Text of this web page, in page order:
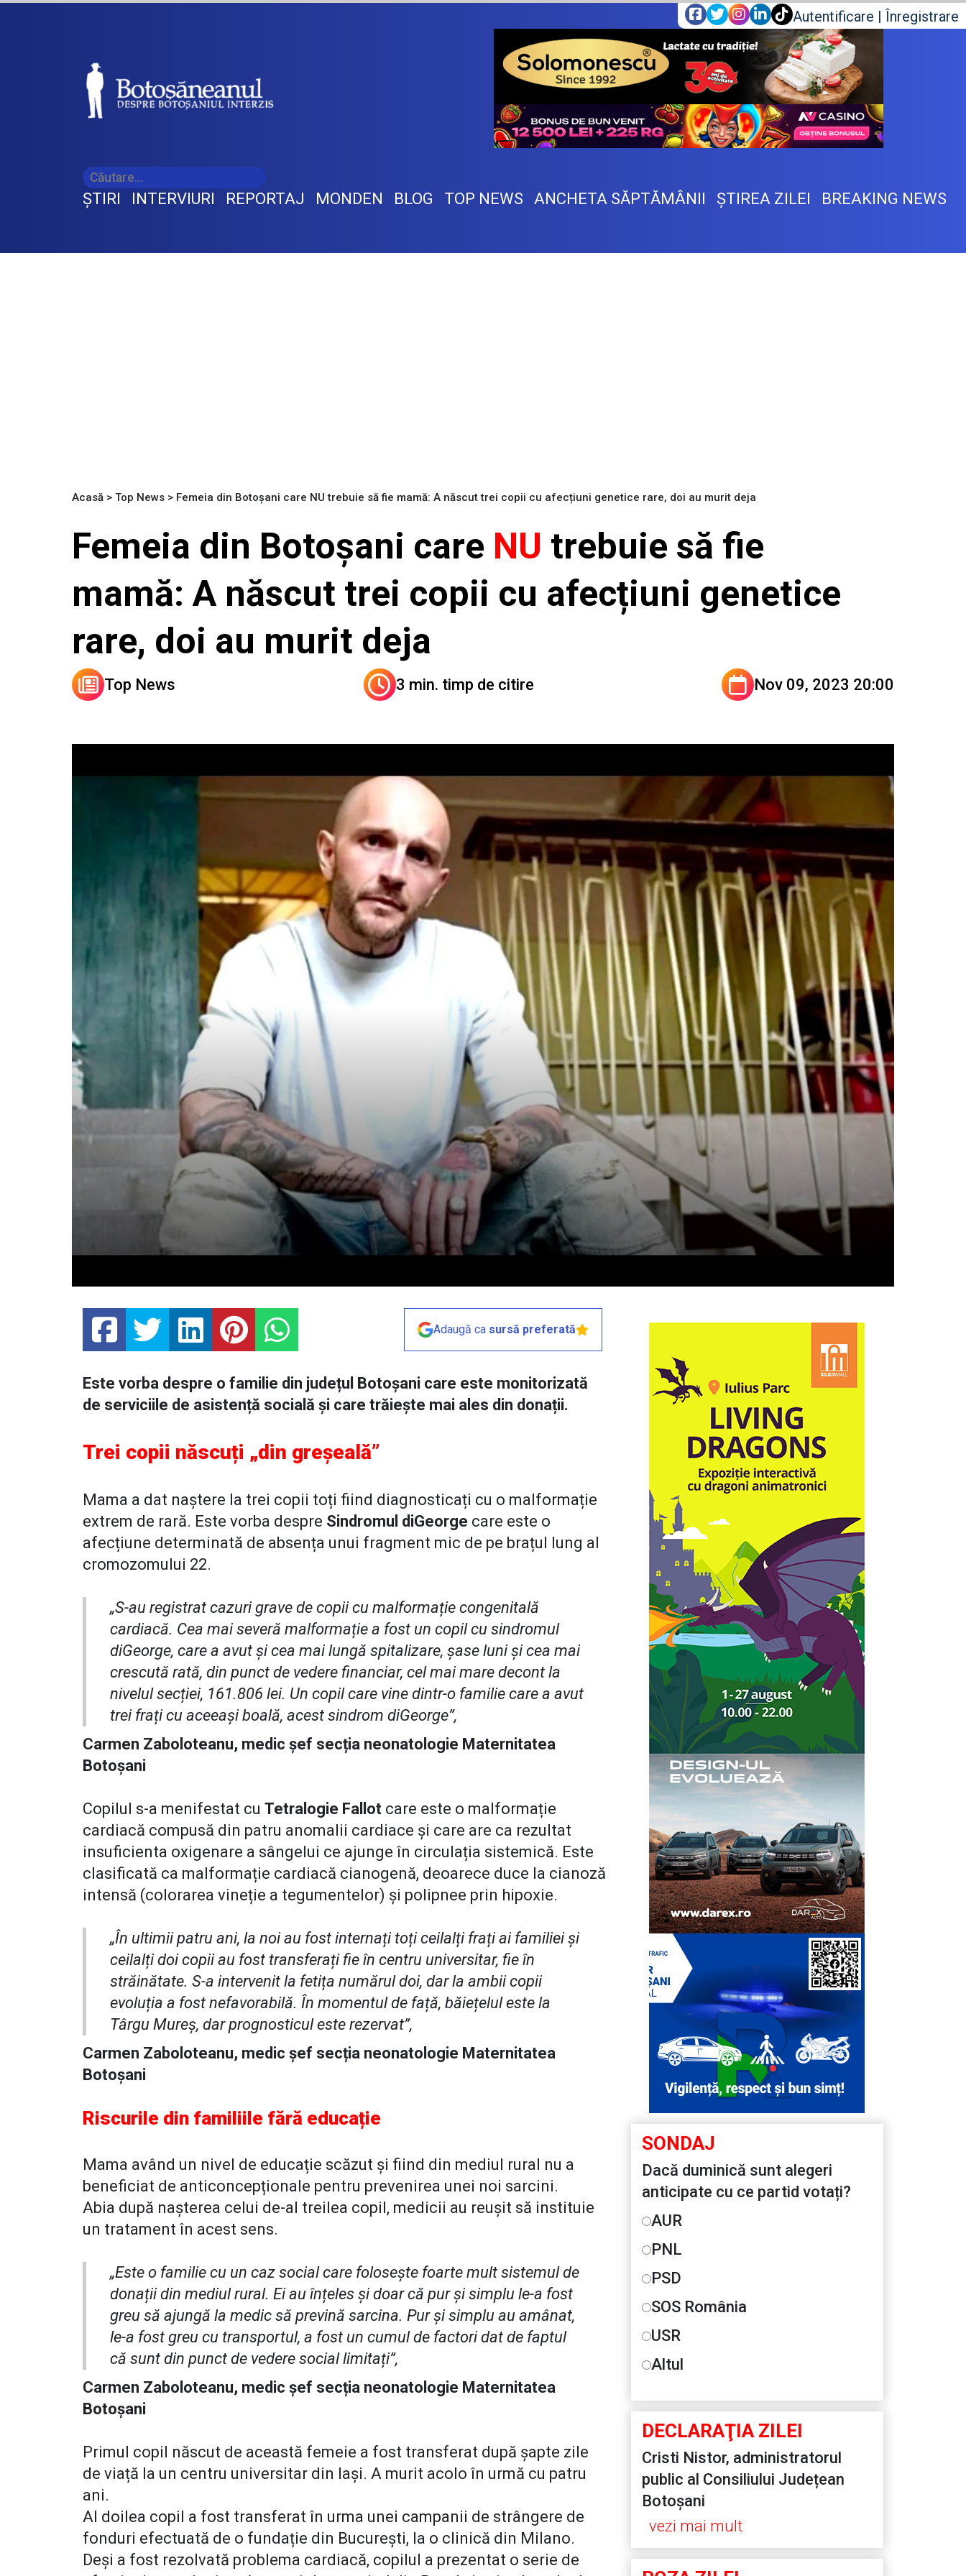
Autentificare | Înregistrare
ŞTIRI INTERVIURI REPORTAJ MONDEN BLOG TOP NEWS ANCHETA SĂPTĂMÂNII ŞTIREA ZILEI BREAKING NEWS
Acasă > Top News > Femeia din Botoșani care NU trebuie să fie mamă: A născut trei copii cu afecțiuni genetice rare, doi au murit deja
Femeia din Botoșani care NU trebuie să fie
mamă: A născut trei copii cu afecțiuni genetice
rare, doi au murit deja
Top News 3 min. timp de citire Nov 09, 2023 20:00
Adaugă ca sursă preferată
Este vorba despre o familie din județul Botoșani care este monitorizată
de serviciile de asistență socială și care trăiește mai ales din donații.
Trei copii născuți „din greșeală”
Mama a dat naștere la trei copii toți fiind diagnosticați cu o malformație
extrem de rară. Este vorba despre Sindromul diGeorge care este o
afecțiune determinată de absența unui fragment mic de pe brațul lung al
cromozomului 22.
„S-au registrat cazuri grave de copii cu malformație congenitală
cardiacă. Cea mai severă malformație a fost un copil cu sindromul
diGeorge, care a avut și cea mai lungă spitalizare, șase luni și cea mai
crescută rată, din punct de vedere financiar, cel mai mare decont la
nivelul secției, 161.806 lei. Un copil care vine dintr-o familie care a avut
trei frați cu aceeași boală, acest sindrom diGeorge”,
Carmen Zaboloteanu, medic șef secția neonatologie Maternitatea
Botoșani
Copilul s-a menifestat cu Tetralogie Fallot care este o malformație
cardiacă compusă din patru anomalii cardiace și care are ca rezultat
insuficienta oxigenare a sângelui ce ajunge în circulația sistemică. Este
clasificată ca malformație cardiacă cianogenă, deoarece duce la cianoză
intensă (colorarea vineție a tegumentelor) și polipnee prin hipoxie.
„În ultimii patru ani, la noi au fost internați toți ceilalți frați ai familiei și
ceilalți doi copii au fost transferați fie în centru universitar, fie în
străinătate. S-a intervenit la fetița numărul doi, dar la ambii copii
evoluția a fost nefavorabilă. În momentul de față, băiețelul este la
Târgu Mureș, dar prognosticul este rezervat”,
Carmen Zaboloteanu, medic șef secția neonatologie Maternitatea
Botoșani
Riscurile din familiile fără educație
Mama având un nivel de educație scăzut și fiind din mediul rural nu a
beneficiat de anticoncepționale pentru prevenirea unei noi sarcini.
Abia după nașterea celui de-al treilea copil, medicii au reușit să instituie
un tratament în acest sens.
„Este o familie cu un caz social care folosește foarte mult sistemul de
donații din mediul rural. Ei au înțeles și doar că pur și simplu le-a fost
greu să ajungă la medic să prevină sarcina. Pur și simplu au amânat,
le-a fost greu cu transportul, a fost un cumul de factori dat de faptul
că sunt din punct de vedere social limitați”,
Carmen Zaboloteanu, medic șef secția neonatologie Maternitatea
Botoșani
Primul copil născut de această femeie a fost transferat după șapte zile
de viață la un centru universitar din Iași. A murit acolo în urmă cu patru
ani.
Al doilea copil a fost transferat în urma unei campanii de strângere de
fonduri efectuată de o fundație din București, la o clinică din Milano.
Deși a fost rezolvată problema cardiacă, copilul a prezentat o serie de
SONDAJ
Dacă duminică sunt alegeri
anticipate cu ce partid votați?
AUR
PNL
PSD
SOS România
USR
Altul
DECLARAŢIA ZILEI
Cristi Nistor, administratorul
public al Consiliului Județean
Botoșani
vezi mai mult